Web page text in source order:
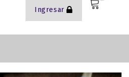
Ingresar